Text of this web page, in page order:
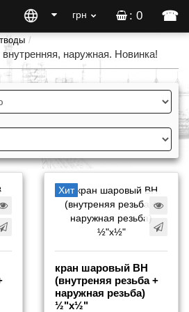
: 0 ☎
грн
наружная. Новинка!
Хит
кран шаровый ВН
(внутреняя резьба +
наружная резьба)
½"х½"